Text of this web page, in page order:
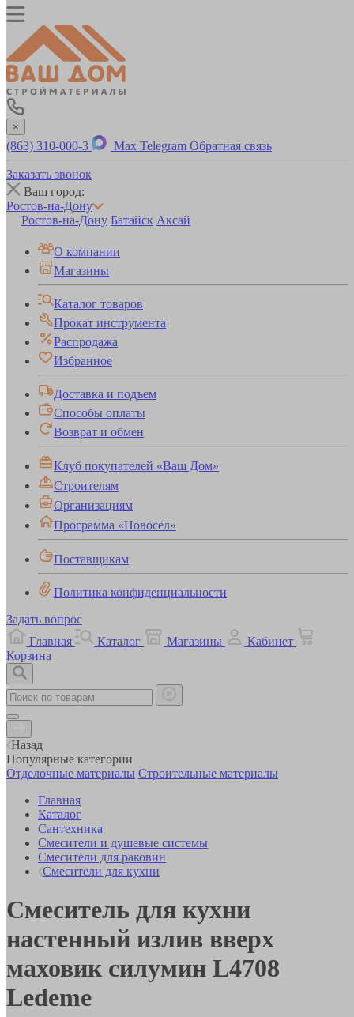
×
(863) 310-000-3 Max Telegram Обратная связь
Заказать звонок
Ваш город:
Ростов-на-Дону
Ростов-на-Дону Батайск Аксай
О компании
Магазины
Каталог товаров
Прокат инструмента
Распродажа
Избранное
Доставка и подъем
Способы оплаты
Возврат и обмен
Клуб покупателей «Ваш Дом»
Строителям
Организациям
Программа «Новосёл»
Поставщикам
Политика конфиденциальности
Задать вопрос
Главная
Каталог Магазины
Кабинет
Корзина
Назад
Популярные категории
Отделочные материалы Строительные материалы
Главная
Каталог
Сантехника
Смесители и душевые системы
Смесители для раковин
Смесители для кухни
Смеситель для кухни
настенный излив вверх
маховик силумин L4708
Ledeme